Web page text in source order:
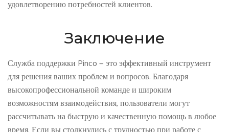
удовлетворению потребностей клиентов.
Заключение
Служба поддержки Pinco — это эффективный инструмент
для решения ваших проблем и вопросов. Благодаря
высокопрофессиональной команде и широким
возможностям взаимодействия, пользователи могут
рассчитывать на быструю и качественную помощь в любое